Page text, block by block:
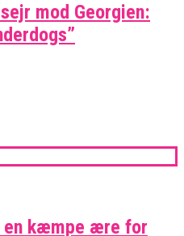
mod Georgien:
en kæmpe ære for